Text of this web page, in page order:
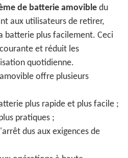
de batterie amovible du
aux utilisateurs de retirer,
batterie plus facilement. Ceci
et réduit les
quotidienne.
offre plusieurs
plus rapide et plus facile ;
pratiques ;
dus aux exigences de